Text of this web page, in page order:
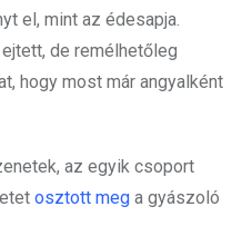
el, mint az édesapja.
de remélhetőleg
hogy most már angyalként
az egyik csoport
osztott meg a gyászoló